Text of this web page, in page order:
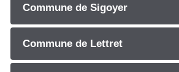
Commune de Sigoyer
Commune de Lettret